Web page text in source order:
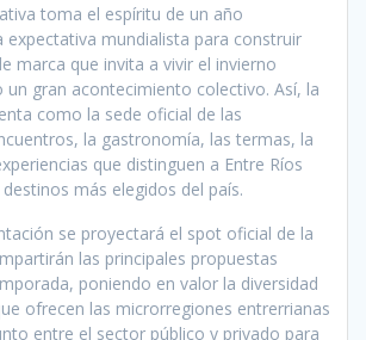
toma el espíritu de un año
expectativa mundialista para construir
marca que invita a vivir el invierno
gran acontecimiento colectivo. Así, la
como la sede oficial de las
la gastronomía, las termas, la
que distinguen a Entre Ríos
más elegidos del país.
se proyectará el spot oficial de la
las principales propuestas
poniendo en valor la diversidad
ofrecen las microrregiones entrerrianas
entre el sector público y privado para